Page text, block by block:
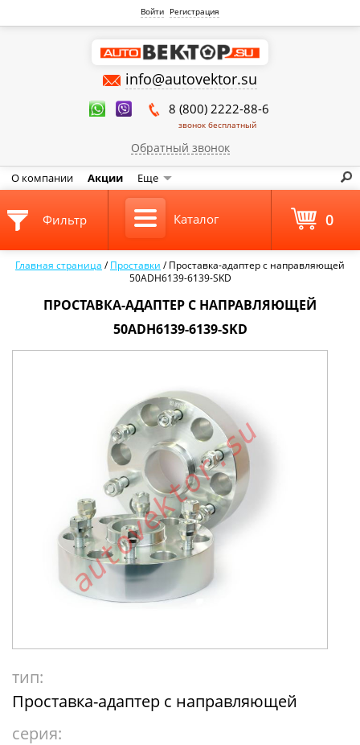
Войти Регистрация
info@autovektor.su
8 (800) 2222-88-6
звонок бесплатный
Обратный звонок
О компании Акции Еще
Главная страница /Проставки /Проставка-адаптер с направляющей
50ADH6139-6139-SKD
ПРОСТАВКА-АДАПТЕР С НАПРАВЛЯЮЩЕЙ
50ADH6139-6139-SKD
тип:
Проставка-адаптер с направляющей
серия:
Фильтр Каталог 0